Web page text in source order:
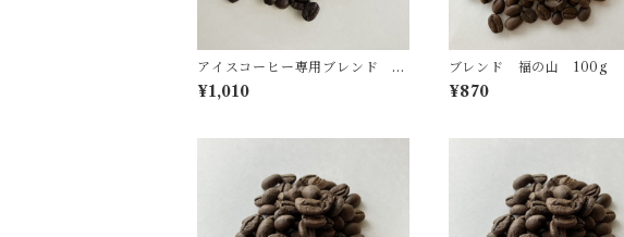
アイスコーヒー専用ブレンド 10
0ｇ
¥1,010
ブレンド 福の山 100g
¥870